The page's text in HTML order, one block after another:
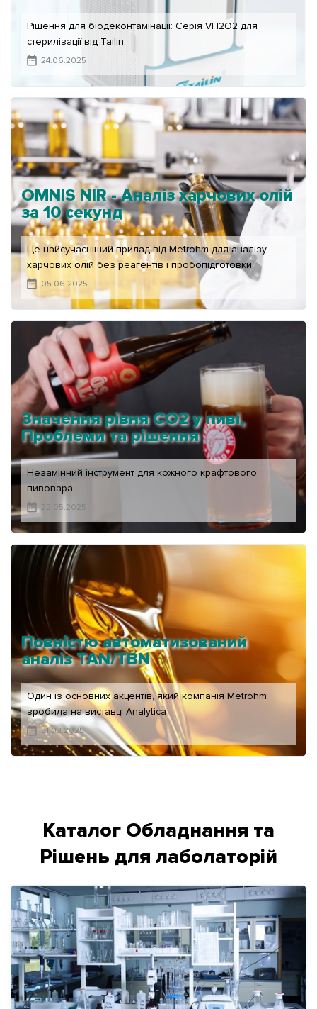
Рішення для біодеконтамінації: Серія VH2O2 для
стерилізації від Tailin
24.06.2025
OMNIS NIR - Аналіз харчових олій
за 10 секунд
Це найсучасніший прилад від Metrohm для аналізу
харчових олій без реагентів і пробопідготовки.
05.06.2025
Значення рівня CO2 у пиві,
Проблеми та рішення
Незамінний інструмент для кожного крафтового
пивовара
22.05.2025
Повністю автоматизований
аналіз TAN/TBN
Один із основних акцентів, який компанія Metrohm
зробила на виставці Analytica
31.03.2025
Каталог Обладнання та
Рішень для лаболаторій